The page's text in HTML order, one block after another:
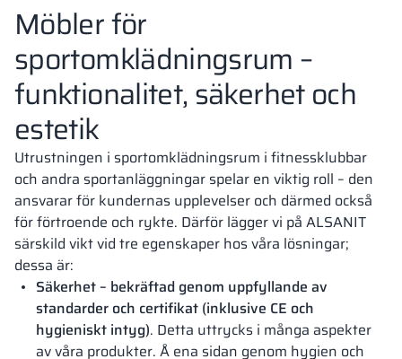
Möbler för
sportomklädningsrum –
funktionalitet, säkerhet och
estetik
Utrustningen i sportomklädningsrum i fitnessklubbar
och andra sportanläggningar spelar en viktig roll – den
ansvarar för kundernas upplevelser och därmed också
för förtroende och rykte. Därför lägger vi på ALSANIT
särskild vikt vid tre egenskaper hos våra lösningar;
dessa är:
Säkerhet – bekräftad genom uppfyllande av
standarder och certifikat (inklusive CE och
hygieniskt intyg). Detta uttrycks i många aspekter
av våra produkter. Å ena sidan genom hygien och